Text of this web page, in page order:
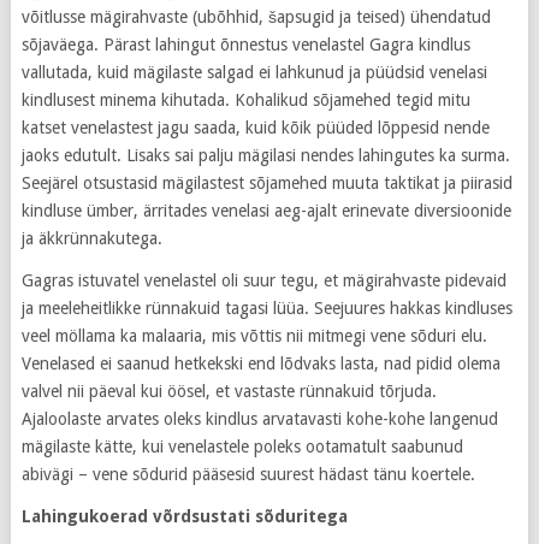
võitlusse mägirahvaste (ubõhhid, šapsugid ja teised) ühendatud
sõjaväega. Pärast lahingut õnnestus venelastel Gagra kindlus
vallutada, kuid mägilaste salgad ei lahkunud ja püüdsid venelasi
kindlusest minema kihutada. Kohalikud sõjamehed tegid mitu
katset venelastest jagu saada, kuid kõik püüded lõppesid nende
jaoks edutult. Lisaks sai palju mägilasi nendes lahingutes ka surma.
Seejärel otsustasid mägilastest sõjamehed muuta taktikat ja piirasid
kindluse ümber, ärritades venelasi aeg-ajalt erinevate diversioonide
ja äkkrünnakutega.
Gagras istuvatel venelastel oli suur tegu, et mägirahvaste pidevaid
ja meeleheitlikke rünnakuid tagasi lüüa. Seejuures hakkas kindluses
veel möllama ka malaaria, mis võttis nii mitmegi vene sõduri elu.
Venelased ei saanud hetkekski end lõdvaks lasta, nad pidid olema
valvel nii päeval kui öösel, et vastaste rünnakuid tõrjuda.
Ajaloolaste arvates oleks kindlus arvatavasti kohe-kohe langenud
mägilaste kätte, kui venelastele poleks ootamatult saabunud
abivägi – vene sõdurid pääsesid suurest hädast tänu koertele.
Lahingukoerad võrdsustati sõduritega